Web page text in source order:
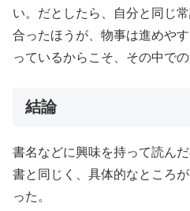
い。だとしたら、自分と同じ
合ったほうが、物事は進めや
っているからこそ、その中で
結論
書名などに興味を持って読ん
書と同じく、具体的なところ
った。